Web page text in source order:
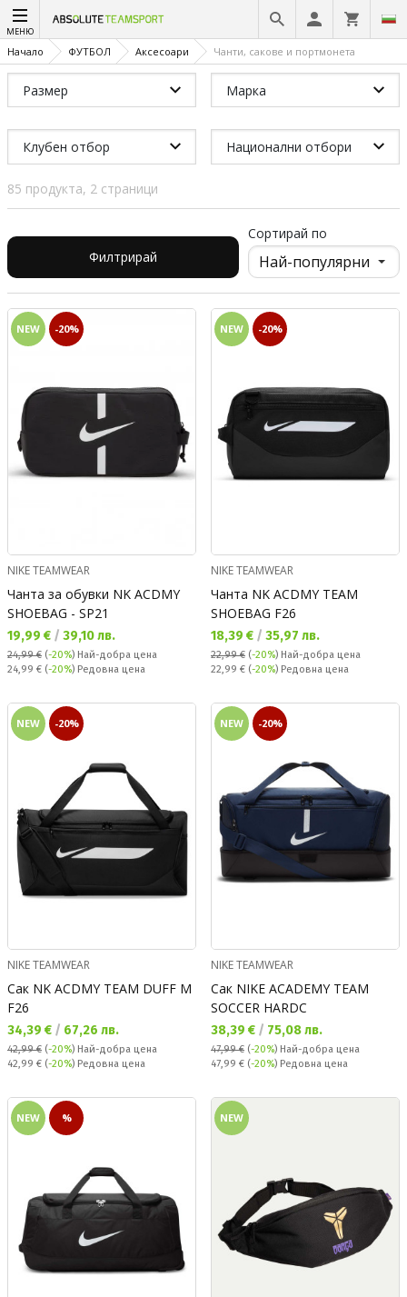
МЕНЮ
Начало ФУТБОЛ Аксесоари Чанти, сакове и портмонета
Размер Марка
Клубен отбор Национални отбори
85 продукта, 2 страници
Филтрирай
Сортирай по
NEW -20%
NIKE TEAMWEAR
Чанта за обувки NK ACDMY
SHOEBAG - SP21
Текуща цена:
19,99 € / 39,10 лв.
24,99 € (-20%) Най-добра цена
Редовна цена:
24,99 € (-20%) Редовна цена
NEW -20%
NIKE TEAMWEAR
Чанта NK ACDMY TEAM
SHOEBAG F26
Текуща цена:
18,39 € / 35,97 лв.
22,99 € (-20%) Най-добра цена
Редовна цена:
22,99 € (-20%) Редовна цена
NEW -20%
NIKE TEAMWEAR
Сак NK ACDMY TEAM DUFF M
F26
Текуща цена:
34,39 € / 67,26 лв.
42,99 € (-20%) Най-добра цена
Редовна цена:
42,99 € (-20%) Редовна цена
NEW -20%
NIKE TEAMWEAR
Сак NIKE ACADEMY TEAM
SOCCER HARDC
Текуща цена:
38,39 € / 75,08 лв.
47,99 € (-20%) Най-добра цена
Редовна цена:
47,99 € (-20%) Редовна цена
NEW % NEW